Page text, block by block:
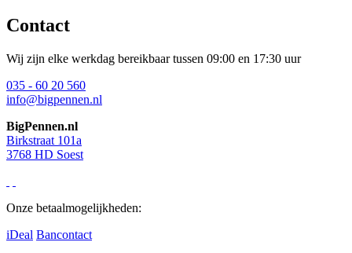
Contact
Wij zijn elke werkdag bereikbaar tussen 09:00 en 17:30 uur
035 - 60 20 560
info@bigpennen.nl
BigPennen.nl
Birkstraat 101a
3768 HD Soest
Onze betaalmogelijkheden:
iDeal Bancontact